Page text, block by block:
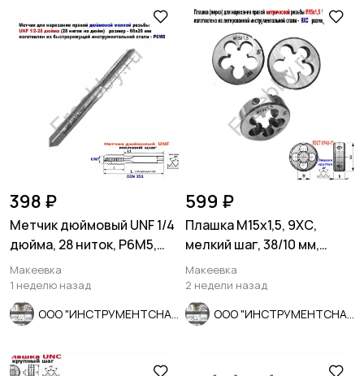
398 ₽
Метчик дюймовый UNF 1/4
дюйма, 28 ниток, Р6М5,
мелкий шаг, 66/26 мм.
Макеевка
1 неделю назад
599 ₽
Плашка М15х1,5, 9ХС,
мелкий шаг, 38/10 мм,
ГОСТ 7740-71
Макеевка
2 недели назад